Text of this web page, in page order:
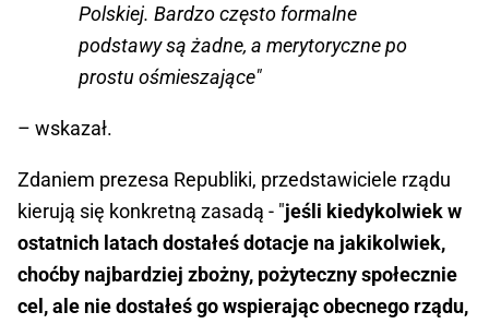
Polskiej. Bardzo często formalne
podstawy są żadne, a merytoryczne po
prostu ośmieszające"
– wskazał.
Zdaniem prezesa Republiki, przedstawiciele rządu
kierują się konkretną zasadą - "jeśli kiedykolwiek w
ostatnich latach dostałeś dotacje na jakikolwiek,
choćby najbardziej zbożny, pożyteczny społecznie
cel, ale nie dostałeś go wspierając obecnego rządu,